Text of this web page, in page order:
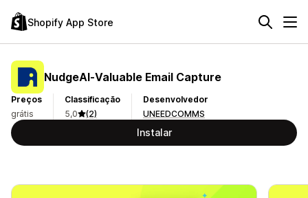
Shopify App Store
NudgeAI‑Valuable Email Capture
Preços
grátis
Classificação
5,0
(2)
Desenvolvedor
UNEEDCOMMS
Instalar